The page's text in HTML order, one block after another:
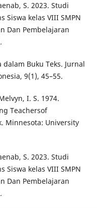
S. 2023. Studi
Siswa kelas VIII SMPN
Dan Pembelajaran
Buku Teks. Jurnal
9(1), 45–55.
I. S. 1974.
Teachersof
Minnesota: University
S. 2023. Studi
Siswa kelas VIII SMPN
Dan Pembelajaran